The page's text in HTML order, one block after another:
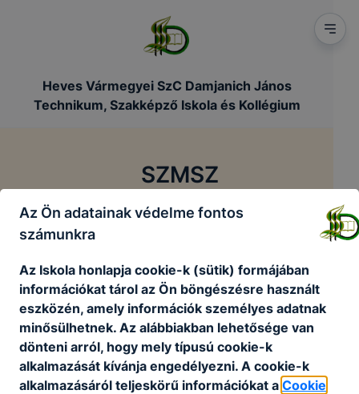
Heves Vármegyei SzC Damjanich János
Technikum, Szakképző Iskola és Kollégium
SZMSZ
/ /
Szervezeti és Működési Szabályzat
DISZI_SZMSZ_hatályos_2026.02.01
Az Ön adatainak védelme fontos
számunkra
Az Iskola honlapja cookie-k (sütik) formájában
információkat tárol az Ön böngészésre használt
eszközén, amely információk személyes adatnak
minősülhetnek. Az alábbiakban lehetősége van
dönteni arról, hogy mely típusú cookie-k
alkalmazását kívánja engedélyezni. A cookie-k
alkalmazásáról teljeskörű információkat a Cookie